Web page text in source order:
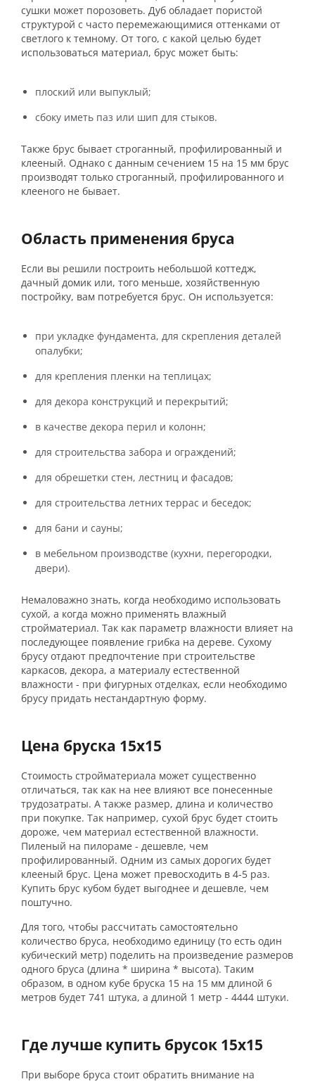
сушки может порозоветь. Дуб обладает пористой
структурой с часто перемежающимися оттенками от
светлого к темному. От того, с какой целью будет
использоваться материал, брус может быть:
плоский или выпуклый;
сбоку иметь паз или шип для стыков.
Также брус бывает строганный, профилированный и
клееный. Однако с данным сечением 15 на 15 мм брус
производят только строганный, профилированного и
клееного не бывает.
Область применения бруса
Если вы решили построить небольшой коттедж,
дачный домик или, того меньше, хозяйственную
постройку, вам потребуется брус. Он используется:
при укладке фундамента, для скрепления деталей
опалубки;
для крепления пленки на теплицах;
для декора конструкций и перекрытий;
в качестве декора перил и колонн;
для строительства забора и ограждений;
для обрешетки стен, лестниц и фасадов;
для строительства летних террас и беседок;
для бани и сауны;
в мебельном производстве (кухни, перегородки,
двери).
Немаловажно знать, когда необходимо использовать
сухой, а когда можно применять влажный
стройматериал. Так как параметр влажности влияет на
последующее появление грибка на дереве. Сухому
брусу отдают предпочтение при строительстве
каркасов, декора, а материалу естественной
влажности - при фигурных отделках, если необходимо
брусу придать нестандартную форму.
Цена бруска 15х15
Стоимость стройматериала может существенно
отличаться, так как на нее влияют все понесенные
трудозатраты. А также размер, длина и количество
при покупке. Так например, сухой брус будет стоить
дороже, чем материал естественной влажности.
Пиленый на пилораме - дешевле, чем
профилированный. Одним из самых дорогих будет
клееный брус. Цена может превосходить в 4-5 раз.
Купить брус кубом будет выгоднее и дешевле, чем
поштучно.
Для того, чтобы рассчитать самостоятельно
количество бруса, необходимо единицу (то есть один
кубический метр) поделить на произведение размеров
одного бруса (длина * ширина * высота). Таким
образом, в одном кубе бруска 15 на 15 мм длиной 6
метров будет 741 штука, а длиной 1 метр - 4444 штуки.
Где лучше купить брусок 15х15
При выборе бруса стоит обратить внимание на